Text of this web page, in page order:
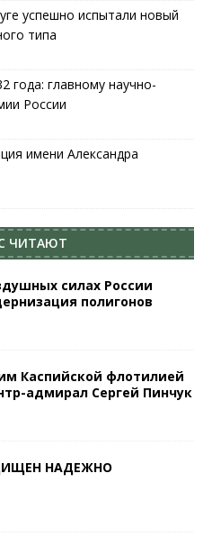
успешно испытали новый
типа
года: главному научно-
России
имени Александра
ЧИТАЮТ
силах России
полигонов
Каспийской флотилией
адмирал Сергей Пинчук
НАДЕЖНО